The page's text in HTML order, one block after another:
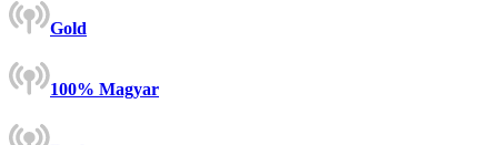
Gold
100% Magyar